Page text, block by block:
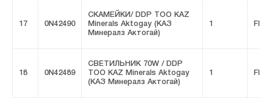
17 0N42490
СКАМЕЙКИ/ DDP ТОО KAZ
Minerals Aktogay (КАЗ
Минералз Актогай)
1 FIVE
18 0N42489
СВЕТИЛЬНИК 70W / DDP
ТОО KAZ Minerals Aktogay
(КАЗ Минералз Актогай)
1 FIVE